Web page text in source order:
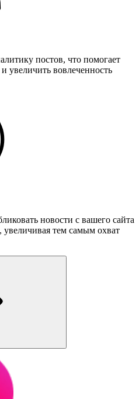
постов, что помогает
увеличить вовлеченность
новости с вашего сайта
увеличивая тем самым охват